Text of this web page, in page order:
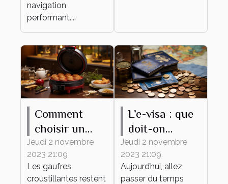
navigation
performant....
Comment
choisir un
gaufrier ?
Jeudi 2 novembre
2023 21:09
Les gaufres
croustillantes restent
L’e-visa : que
doit-on
savoir ?
Jeudi 2 novembre
2023 21:09
Aujourd’hui, allez
passer du temps